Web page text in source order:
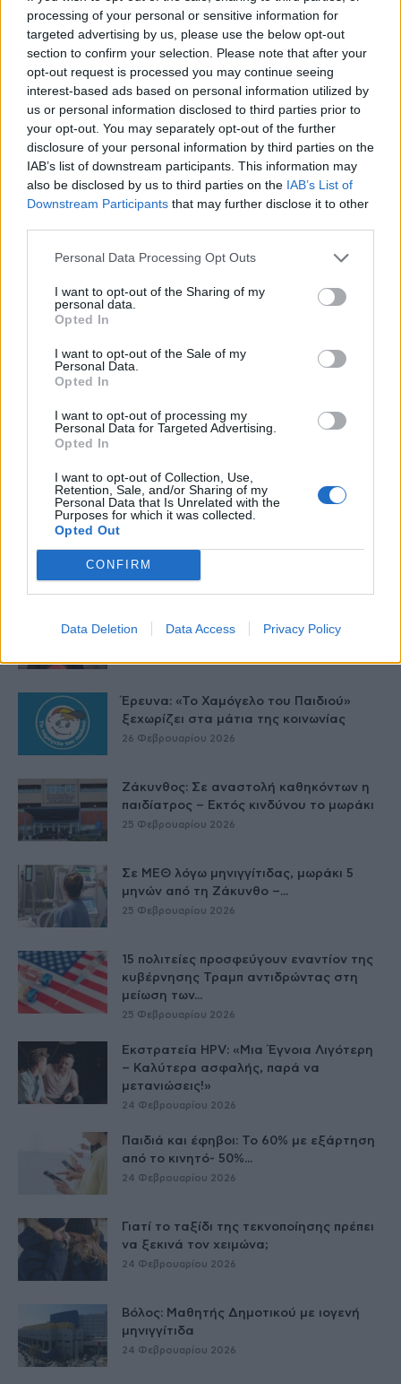
processing of your personal or sensitive information for
targeted advertising by us, please use the below opt-out
section to confirm your selection. Please note that after your
opt-out request is processed you may continue seeing
interest-based ads based on personal information utilized by
us or personal information disclosed to third parties prior to
your opt-out. You may separately opt-out of the further
disclosure of your personal information by third parties on the
IAB’s list of downstream participants. This information may
also be disclosed by us to third parties on the IAB’s List of
Downstream Participants that may further disclose it to other
Personal Data Processing Opt Outs
I want to opt-out of the Sharing of my
personal data.
Opted In
I want to opt-out of the Sale of my
Personal Data.
Opted In
I want to opt-out of processing my
Personal Data for Targeted Advertising.
Opted In
I want to opt-out of Collection, Use,
Retention, Sale, and/or Sharing of my
Personal Data that Is Unrelated with the
Purposes for which it was collected.
Opted Out
CONFIRM
Data Deletion Data Access Privacy Policy
TAGS Βρετανία παιδιά φτώχεια
healthstories
Δείτε Ακόμη
γάλα...
27 Φεβρουαρίου 2026
Αλεξάνδρα Καππάτου συμβουλεύει
Έρευνα: «Το Χαμόγελο του Παιδιού»
ξεχωρίζει στα μάτια της κοινωνίας
26 Φεβρουαρίου 2026
Ζάκυνθος: Σε αναστολή καθηκόντων η
παιδίατρος – Εκτός κινδύνου το μωράκι
25 Φεβρουαρίου 2026
Σε ΜΕΘ λόγω μηνιγγίτιδας, μωράκι 5
μηνών από τη Ζάκυνθο –...
25 Φεβρουαρίου 2026
15 πολιτείες προσφεύγουν εναντίον της
κυβέρνησης Τραμπ αντιδρώντας στη
μείωση των...
25 Φεβρουαρίου 2026
Εκστρατεία HPV: «Μια Έγνοια Λιγότερη
– Καλύτερα ασφαλής, παρά να
μετανιώσεις!»
24 Φεβρουαρίου 2026
Παιδιά και έφηβοι: Το 60% με εξάρτηση
από το κινητό- 50%...
24 Φεβρουαρίου 2026
Γιατί το ταξίδι της τεκνοποίησης πρέπει
να ξεκινά τον χειμώνα;
24 Φεβρουαρίου 2026
Βόλος: Μαθητής Δημοτικού με ιογενή
μηνιγγίτιδα
24 Φεβρουαρίου 2026